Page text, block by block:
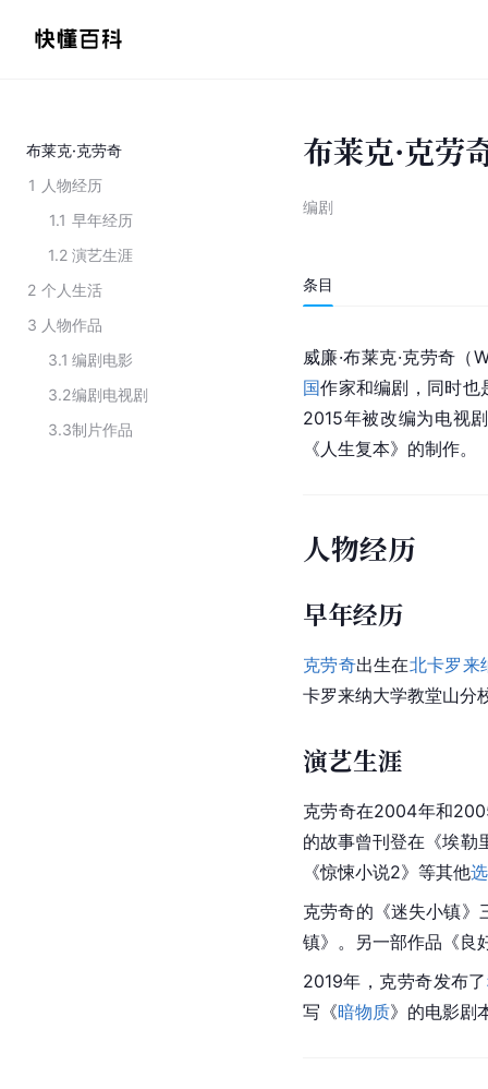
布莱克·克劳奇
1 人物经历
1.1 早年经历
1.2 演艺生涯
2 个人生活
3 人物作品
3.1 编剧电影
3.2编剧电视剧
3.3制片作品
布莱克·克劳
编剧
条目
威廉·布莱克·克劳奇
国作家和编剧，同时也
2015年被改编为电视
《人生复本》的制作。
人物经历
早年经历
克劳奇出生在北卡罗来
卡罗来纳大学教堂山分
演艺生涯
克劳奇在2004年和
的故事曾刊登在《埃勒
《惊悚小说2》等其他
克劳奇的《迷失小镇
镇》。另一部作品《良
2019年，克劳奇发布了
写《暗物质》的电影剧